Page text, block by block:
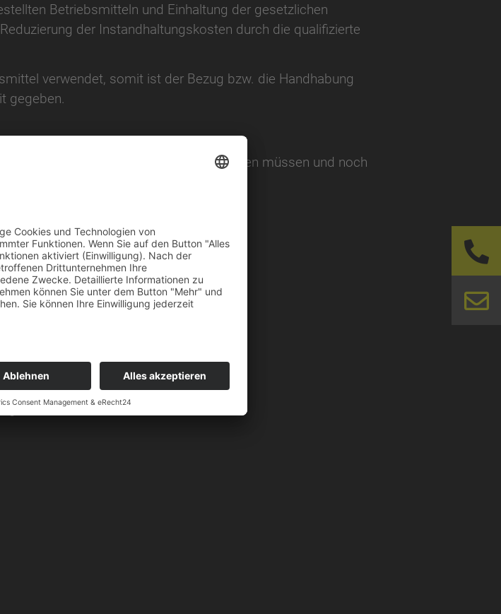
Betriebsmitteln und Einhaltung der gesetzlichen
der Instandhaltungskosten durch die qualifizierte
verwendet, somit ist der Bezug bzw. die Handhabung
gegeben.
bedienen oder später bedienen müssen und noch
d.h. WISSEN – KÖNNEN – WOLLEN